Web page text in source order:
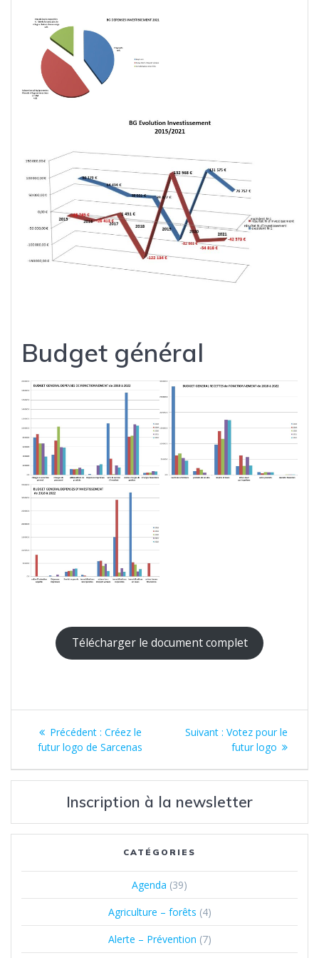
Budget général
Télécharger le document complet
Navigation
de
l’article
Précédent : Article
précédent
Créez le
futur logo de Sarcenas
Suivant : Article
suivant
Votez pour le
futur logo
Inscription à la newsletter
CATÉGORIES
Agenda (39)
Agriculture – forêts (4)
Alerte – Prévention (7)